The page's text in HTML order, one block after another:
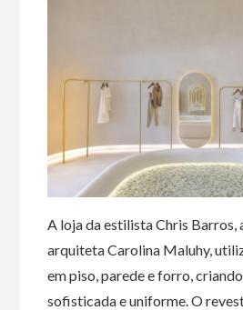
A loja da estilista Chris Barros,
arquiteta Carolina Maluhy,
em piso, parede e forro,
sofisticada e uniforme. O